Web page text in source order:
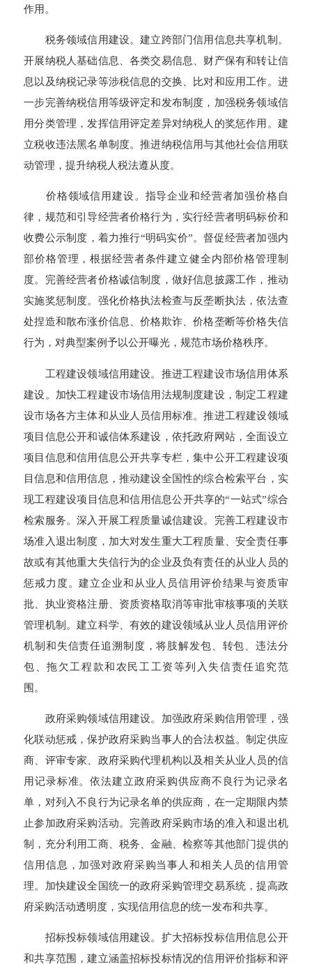
作用。
税务领域信用建设。建立跨部门信用信息共享机制。
开展纳税人基础信息、各类交易信息、财产保有和转让信
息以及纳税记录等涉税信息的交换、比对和应用工作。进
一步完善纳税信用等级评定和发布制度，加强税务领域信
用分类管理，发挥信用评定差异对纳税人的奖惩作用。建
立税收违法黑名单制度。推进纳税信用与其他社会信用联
动管理，提升纳税人税法遵从度。
价格领域信用建设。指导企业和经营者加强价格自
律，规范和引导经营者价格行为，实行经营者明码标价和
收费公示制度，着力推行“明码实价”。督促经营者加强内
部价格管理，根据经营者条件建立健全内部价格管理制
度。完善经营者价格诚信制度，做好信息披露工作，推动
实施奖惩制度。强化价格执法检查与反垄断执法，依法查
处捏造和散布涨价信息、价格欺诈、价格垄断等价格失信
行为，对典型案例予以公开曝光，规范市场价格秩序。
工程建设领域信用建设。推进工程建设市场信用体系
建设。加快工程建设市场信用法规制度建设，制定工程建
设市场各方主体和从业人员信用标准。推进工程建设领域
项目信息公开和诚信体系建设，依托政府网站，全面设立
项目信息和信用信息公开共享专栏，集中公开工程建设项
目信息和信用信息，推动建设全国性的综合检索平台，实
现工程建设项目信息和信用信息公开共享的“一站式”综合
检索服务。深入开展工程质量诚信建设。完善工程建设市
场准入退出制度，加大对发生重大工程质量、安全责任事
故或有其他重大失信行为的企业及负有责任的从业人员的
惩戒力度。建立企业和从业人员信用评价结果与资质审
批、执业资格注册、资质资格取消等审批审核事项的关联
管理机制。建立科学、有效的建设领域从业人员信用评价
机制和失信责任追溯制度，将肢解发包、转包、违法分
包、拖欠工程款和农民工工资等列入失信责任追究范
围。
政府采购领域信用建设。加强政府采购信用管理，强
化联动惩戒，保护政府采购当事人的合法权益。制定供应
商、评审专家、政府采购代理机构以及相关从业人员的信
用记录标准。依法建立政府采购供应商不良行为记录名
单，对列入不良行为记录名单的供应商，在一定期限内禁
止参加政府采购活动。完善政府采购市场的准入和退出机
制，充分利用工商、税务、金融、检察等其他部门提供的
信用信息，加强对政府采购当事人和相关人员的信用管
理。加快建设全国统一的政府采购管理交易系统，提高政
府采购活动透明度，实现信用信息的统一发布和共享。
招标投标领域信用建设。扩大招标投标信用信息公开
和共享范围，建立涵盖招标投标情况的信用评价指标和评